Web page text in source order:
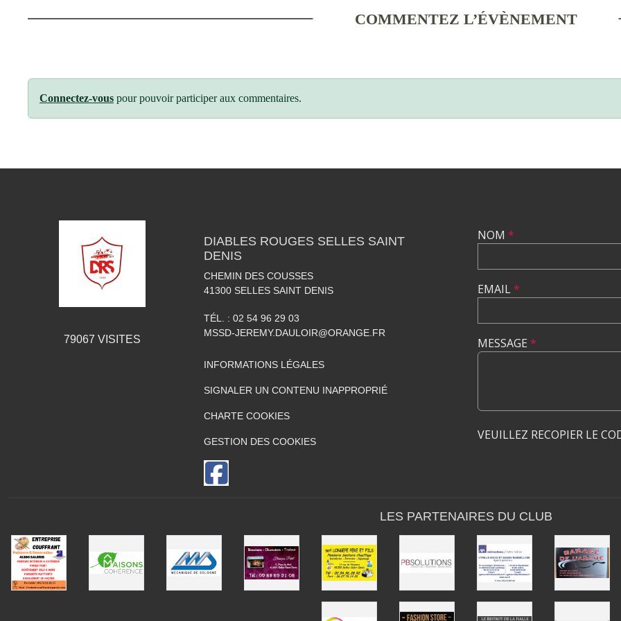
COMMENTEZ L’ÉVÈNEMENT
Connectez-vous pour pouvoir participer aux commentaires.
79067 VISITES
DIABLES ROUGES SELLES SAINT
DENIS
CHEMIN DES COUSSES
41300 SELLES SAINT DENIS
TÉL. : 02 54 96 29 03
MSSD-JEREMY.DAULOIR@ORANGE.FR
INFORMATIONS LÉGALES
SIGNALER UN CONTENU INAPPROPRIÉ
CHARTE COOKIES
GESTION DES COOKIES
NOM *
EMAIL*
MESSAGE *
VEUILLEZ RECOPIER LE
LES PARTENAIRES DU CLUB